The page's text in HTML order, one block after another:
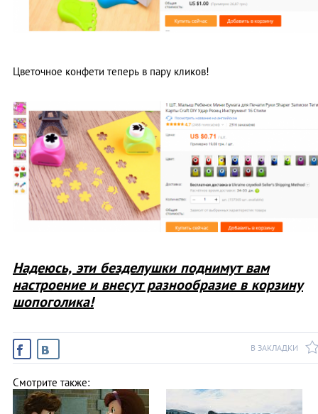
Цветочное конфети теперь в пару кликов!
Надеюсь, эти безделушки поднимут вам
настроение и внесут разнообразие в корзину
шопоголика!
В ЗАКЛАДКИ
Смотрите также: